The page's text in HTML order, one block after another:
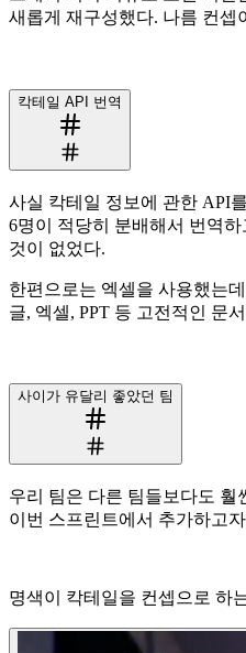
새롭게 재구성했다. 나름 컨셉
칵테일 API 번역
사실 칵테일 정보에 관한 API
6명이 적당히 분배해서 번역
것이 없었다.
한편으로는 엑셀을 사용했는
글, 엑셀, PPT 등 고전적인 문
사이가 유달리 좋았던 팀
우리 팀은 다른 팀들보다도
이번 스프린트에서 추가하고
명색이 칵테일을 컨셉으로 하